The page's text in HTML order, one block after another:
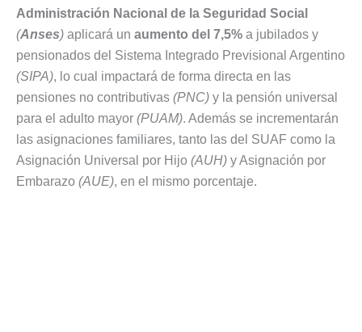
Administración Nacional de la Seguridad Social
(Anses) aplicará un aumento del 7,5% a jubilados y
pensionados del Sistema Integrado Previsional Argentino
(SIPA), lo cual impactará de forma directa en las
pensiones no contributivas (PNC) y la pensión universal
para el adulto mayor (PUAM). Además se incrementarán
las asignaciones familiares, tanto las del SUAF como la
Asignación Universal por Hijo (AUH) y Asignación por
Embarazo (AUE), en el mismo porcentaje.